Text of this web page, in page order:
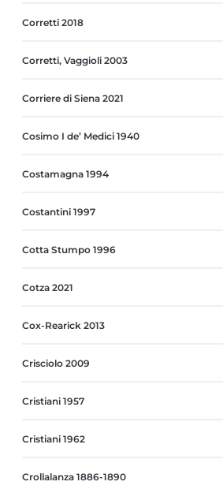
Corretti 2018
Corretti, Vaggioli 2003
Corriere di Siena 2021
Cosimo I de’ Medici 1940
Costamagna 1994
Costantini 1997
Cotta Stumpo 1996
Cotza 2021
Cox-Rearick 2013
Crisciolo 2009
Cristiani 1957
Cristiani 1962
Crollalanza 1886-1890